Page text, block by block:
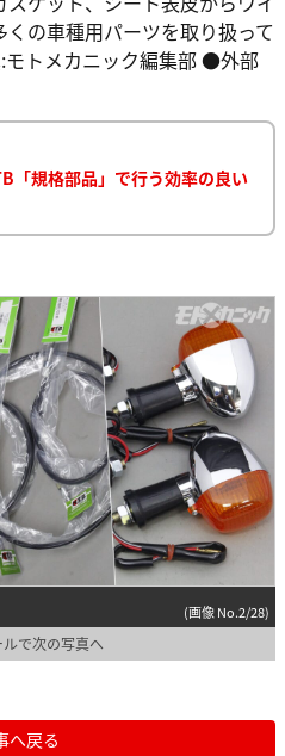
の車種用パーツを取り扱って
トメカニック編集部 ●外部
「規格部品」で行う効率の良い
(画像 No.2/28)
で次の写真へ
へ戻る